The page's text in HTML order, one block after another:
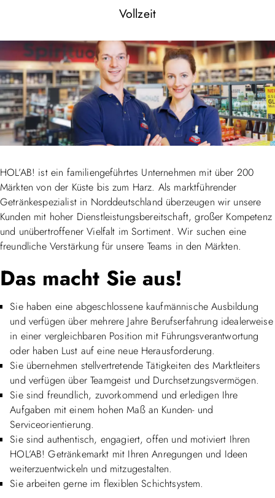
Vollzeit
HOL’AB! ist ein familiengeführtes Unternehmen mit über 200
Märkten von der Küste bis zum Harz. Als marktführender
Getränkespezialist in Norddeutschland überzeugen wir unsere
Kunden mit hoher Dienstleistungsbereitschaft, großer Kompetenz
und unübertroffener Vielfalt im Sortiment. Wir suchen eine
freundliche Verstärkung für unsere Teams in den Märkten.
Das macht Sie aus!
Sie haben eine abgeschlossene kaufmännische Ausbildung
und verfügen über mehrere Jahre Berufserfahrung idealerweise
in einer vergleichbaren Position mit Führungsverantwortung
oder haben Lust auf eine neue Herausforderung.
Sie übernehmen stellvertretende Tätigkeiten des Marktleiters
und verfügen über Teamgeist und Durchsetzungsvermögen.
Sie sind freundlich, zuvorkommend und erledigen Ihre
Aufgaben mit einem hohen Maß an Kunden- und
Serviceorientierung.
Sie sind authentisch, engagiert, offen und motiviert Ihren
HOL’AB! Getränkemarkt mit Ihren Anregungen und Ideen
weiterzuentwickeln und mitzugestalten.
Sie arbeiten gerne im flexiblen Schichtsystem.